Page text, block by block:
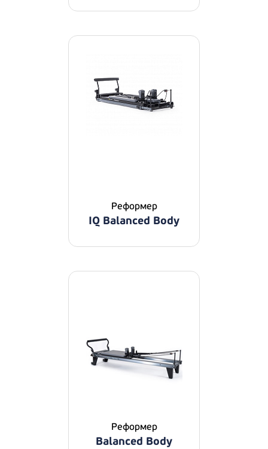
Реформер
IQ Balanced Body
Реформер
Balanced Body